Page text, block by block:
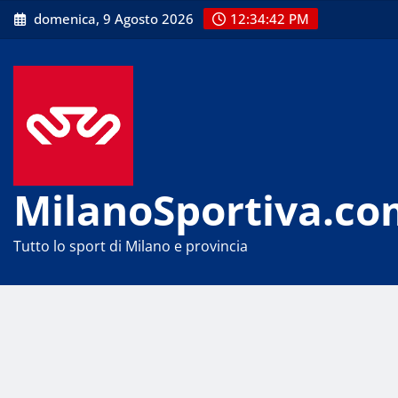
Skip
to
domenica, 9 Agosto 2026 12:34:43 PM
Tutto lo sport di Milano e provincia